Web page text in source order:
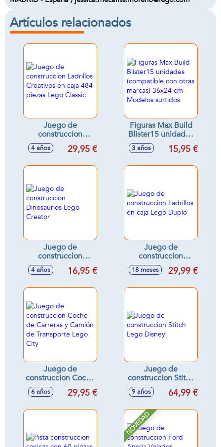
Artículos relacionados
Juego de
construccion
Ladrillos Creativos
en caja 484 piezas
4 años 29,95 €
Figuras Max Build
Blister15 unidades
(compatible con
otras marcas) 36x24
3 años 15,95 €
Juego de
construccion
Dinosaurios Lego
Creator
4 años 16,95 €
Juego de
construccion
Ladrillos en caja
Lego Duplo
18 meses 29,99 €
Juego de
construccion Coche
de Carreras y
Camión de
6 años 29,95 €
Juego de
construccion Stitch
Lego Disney
9 años 64,99 €
NOVEDAD